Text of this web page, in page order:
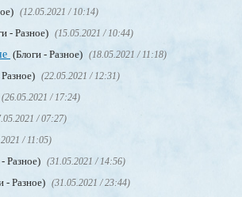
(12.05.2021 / 10:14)
- Разное) (15.05.2021 / 10:44)
(Блоги - Разное) (18.05.2021 / 11:18)
(22.05.2021 / 12:31)
(26.05.2021 / 17:24)
/ 07:27)
/ 11:05)
Разное) (31.05.2021 / 14:56)
- Разное) (31.05.2021 / 23:44)